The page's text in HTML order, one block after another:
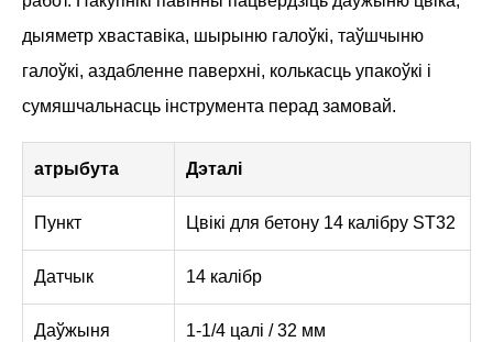
дыяметр хваставіка, шырыню галоўкі, таўшчыню
галоўкі, аздабленне паверхні, колькасць упакоўкі і
сумяшчальнасць інструмента перад замовай.
атрыбута Дэталі
Пункт Цвікі для бетону 14 калібру ST32
Датчык 14 калібр
Даўжыня 1-1/4 цалі / 32 мм